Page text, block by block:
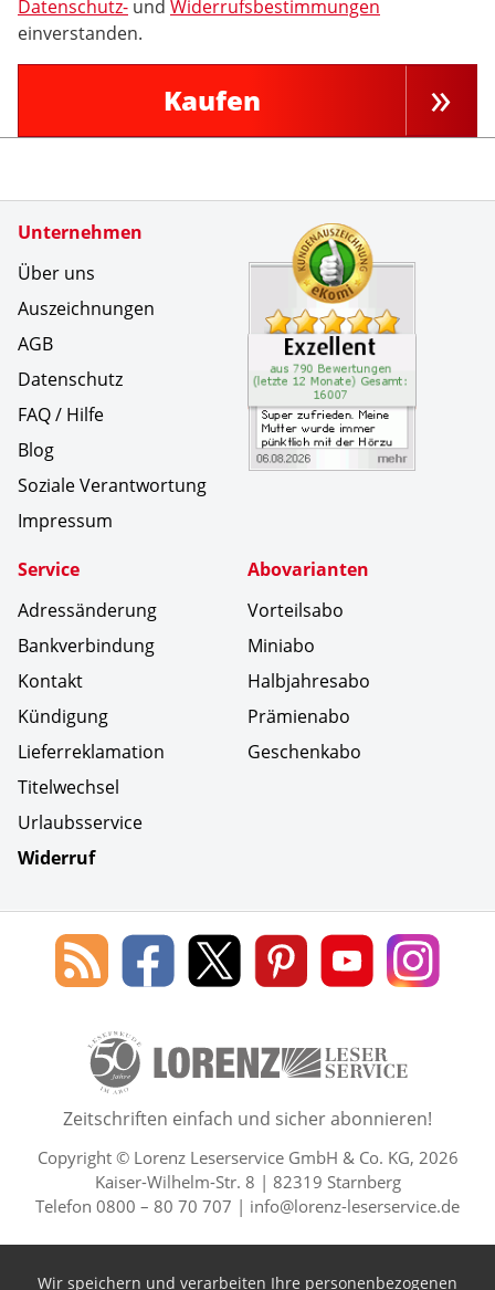
Datenschutz- und Widerrufsbestimmungen
einverstanden.
Kaufen
Unternehmen
Über uns
Auszeichnungen
AGB
Datenschutz
FAQ / Hilfe
Blog
Soziale Verantwortung
Impressum
Service
Adressänderung
Bankverbindung
Kontakt
Kündigung
Lieferreklamation
Titelwechsel
Urlaubsservice
Widerruf
Abovarianten
Vorteilsabo
Miniabo
Halbjahresabo
Prämienabo
Geschenkabo
Zertifikate
Social Media
Blog
des
Leserservice
Lorenz
Leserservice
Lorenz
Leserservice
Lorenz
Leserservice
Lorenz
Leserservice
Lorenz
50 Lesefreude im Abo Jahre
Zeitschriften einfach und sicher abonnieren!
Copyright © Lorenz Leserservice GmbH & Co. KG, 2026
Kaiser-Wilhelm-Str. 8 | 82319 Starnberg
Telefon 0800 – 80 70 707 | info@lorenz-leserservice.de
Wir speichern und verarbeiten Ihre personenbezogenen